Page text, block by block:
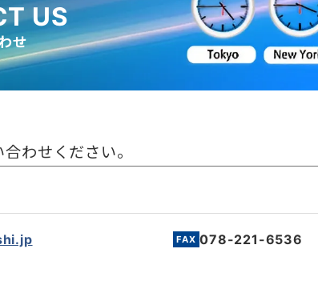
US
せ
わせください。
078-221-6536